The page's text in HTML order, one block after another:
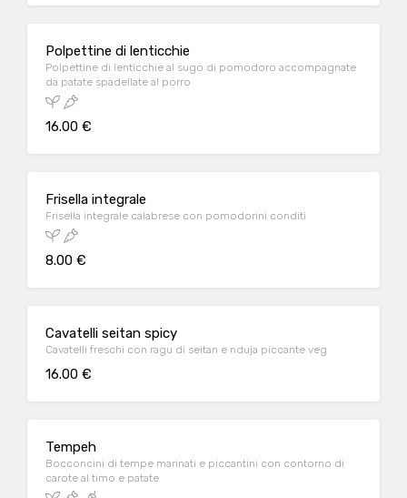
Polpettine di lenticchie
Polpettine di lenticchie al sugo di pomodoro accompagnate
da patate spadellate al porro
16.00 €
Frisella integrale
Frisella integrale calabrese con pomodorini conditi
8.00 €
Cavatelli seitan spicy
Cavatelli freschi con ragu di seitan e nduja piccante veg
16.00 €
Tempeh
Bocconcini di tempe marinati e piccantini con contorno di
carote al timo e patate